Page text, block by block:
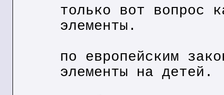
только вот вопрос
элементы.
по европейским
элементы на детей.